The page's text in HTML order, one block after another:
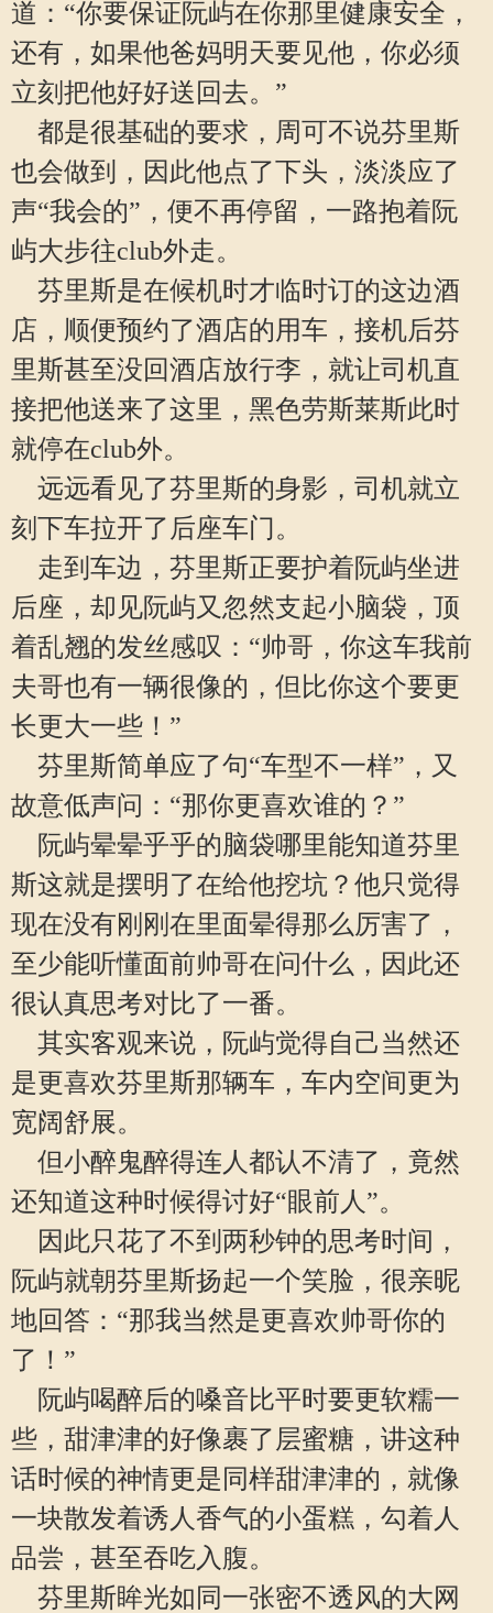
道：“你要保证阮屿在你那里健康安全，
还有，如果他爸妈明天要见他，你必须
立刻把他好好送回去。”
都是很基础的要求，周可不说芬里斯
也会做到，因此他点了下头，淡淡应了
声“我会的”，便不再停留，一路抱着阮
屿大步往club外走。
芬里斯是在候机时才临时订的这边酒
店，顺便预约了酒店的用车，接机后芬
里斯甚至没回酒店放行李，就让司机直
接把他送来了这里，黑色劳斯莱斯此时
就停在club外。
远远看见了芬里斯的身影，司机就立
刻下车拉开了后座车门。
走到车边，芬里斯正要护着阮屿坐进
后座，却见阮屿又忽然支起小脑袋，顶
着乱翘的发丝感叹：“帅哥，你这车我前
夫哥也有一辆很像的，但比你这个要更
长更大一些！”
芬里斯简单应了句“车型不一样”，又
故意低声问：“那你更喜欢谁的？”
阮屿晕晕乎乎的脑袋哪里能知道芬里
斯这就是摆明了在给他挖坑？他只觉得
现在没有刚刚在里面晕得那么厉害了，
至少能听懂面前帅哥在问什么，因此还
很认真思考对比了一番。
其实客观来说，阮屿觉得自己当然还
是更喜欢芬里斯那辆车，车内空间更为
宽阔舒展。
但小醉鬼醉得连人都认不清了，竟然
还知道这种时候得讨好“眼前人”。
因此只花了不到两秒钟的思考时间，
阮屿就朝芬里斯扬起一个笑脸，很亲昵
地回答：“那我当然是更喜欢帅哥你的
了！”
阮屿喝醉后的嗓音比平时要更软糯一
些，甜津津的好像裹了层蜜糖，讲这种
话时候的神情更是同样甜津津的，就像
一块散发着诱人香气的小蛋糕，勾着人
品尝，甚至吞吃入腹。
芬里斯眸光如同一张密不透风的大网